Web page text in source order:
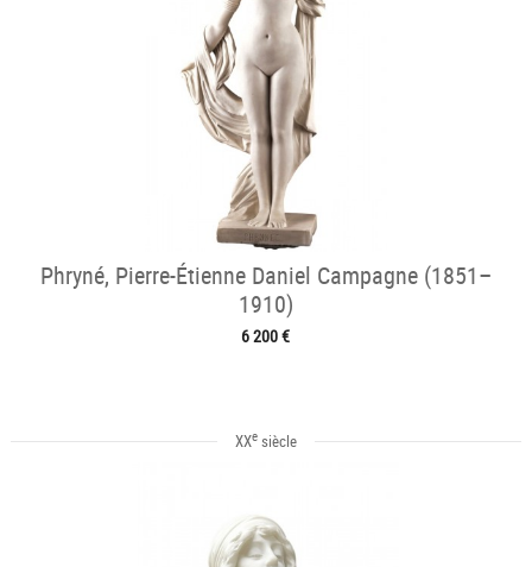
Phryné, Pierre-Étienne Daniel Campagne (1851–
1910)
6 200 €
XXesiècle